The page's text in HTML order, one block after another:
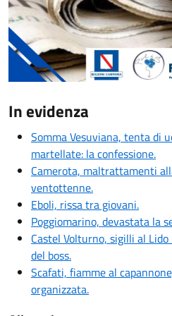
In evidenza
Somma Vesuviana, tenta di
martellate: la confessione.
Camerota, maltrattamenti
ventottenne.
Eboli, rissa tra giovani.
Poggiomarino, devastata la
Castel Volturno, sigilli al
del boss.
Scafati, fiamme al
organizzata.